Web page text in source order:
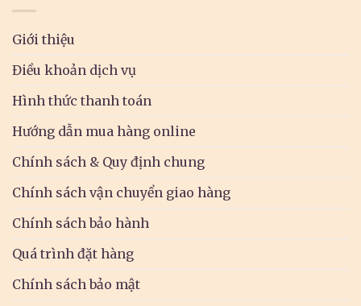
Giới thiệu
Điều khoản dịch vụ
Hình thức thanh toán
Hướng dẫn mua hàng online
Chính sách & Quy định chung
Chính sách vận chuyển giao hàng
Chính sách bảo hành
Quá trình đặt hàng
Chính sách bảo mật